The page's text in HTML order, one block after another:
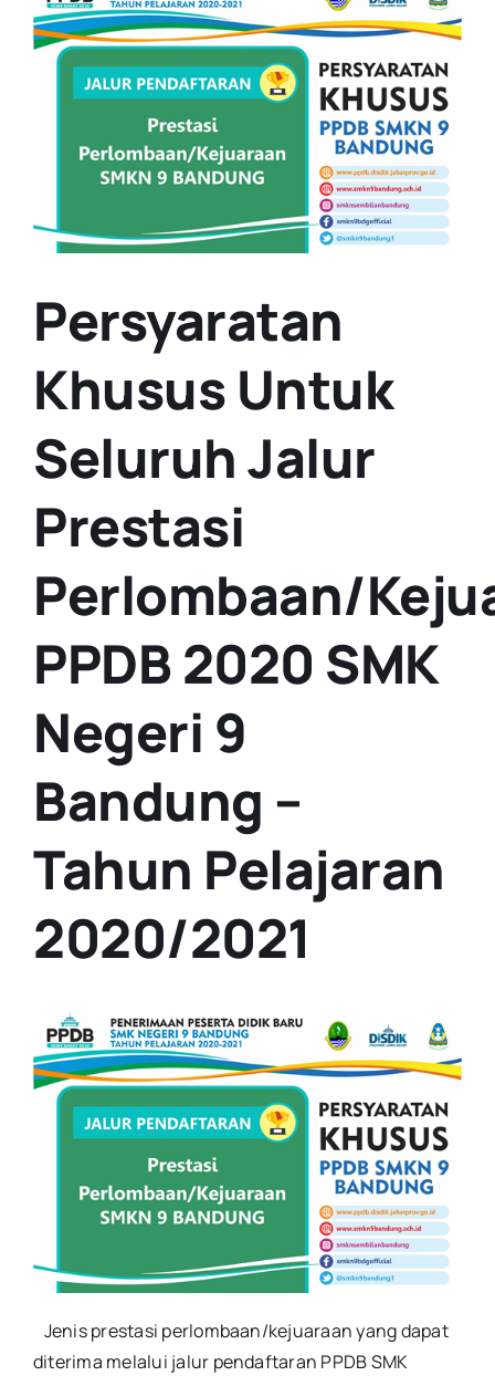
Larger
Image
Persyaratan
Khusus Untuk
Seluruh Jalur
Prestasi
Perlombaan/
PPDB 2020 SMK
Negeri 9
Bandung –
Tahun Pelajaran
2020/2021
Jenis prestasi perlombaan/kejuaraan yang dapat
diterima melalui jalur pendaftaran PPDB SMK